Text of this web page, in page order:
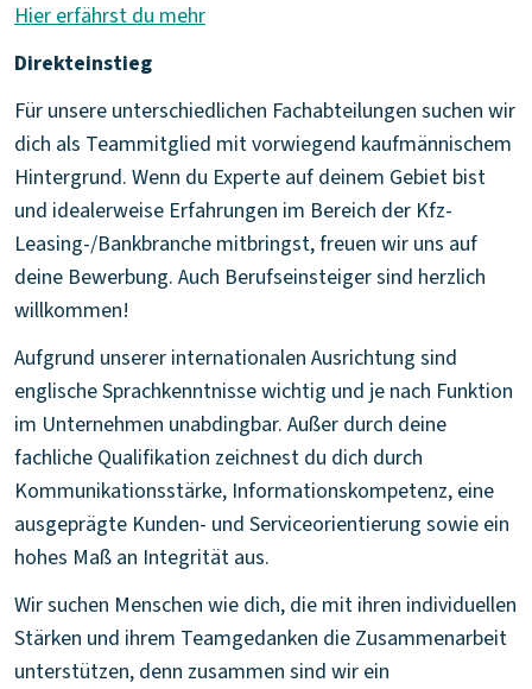
Hier erfährst du mehr
Direkteinstieg
Für unsere unterschiedlichen Fachabteilungen suchen wir
dich als Teammitglied mit vorwiegend kaufmännischem
Hintergrund. Wenn du Experte auf deinem Gebiet bist
und idealerweise Erfahrungen im Bereich der Kfz-
Leasing-/Bankbranche mitbringst, freuen wir uns auf
deine Bewerbung. Auch Berufseinsteiger sind herzlich
willkommen!
Aufgrund unserer internationalen Ausrichtung sind
englische Sprachkenntnisse wichtig und je nach Funktion
im Unternehmen unabdingbar. Außer durch deine
fachliche Qualifikation zeichnest du dich durch
Kommunikationsstärke, Informationskompetenz, eine
ausgeprägte Kunden- und Serviceorientierung sowie ein
hohes Maß an Integrität aus.
Wir suchen Menschen wie dich, die mit ihren individuellen
Stärken und ihrem Teamgedanken die Zusammenarbeit
unterstützen, denn zusammen sind wir ein